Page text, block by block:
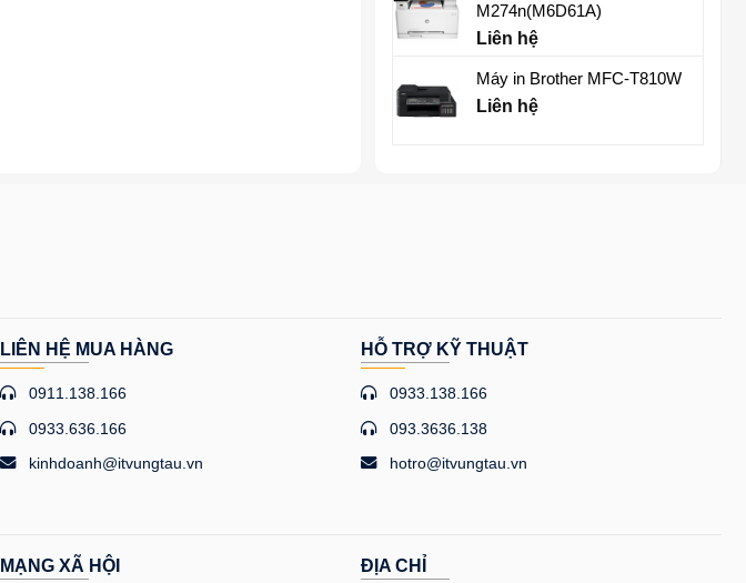
M274n(M6D61A)
Liên hệ
Máy in Brother MFC-T810W
Liên hệ
LIÊN HỆ MUA HÀNG
0911.138.166
0933.636.166
kinhdoanh@itvungtau.vn
HỖ TRỢ KỸ THUẬT
0933.138.166
093.3636.138
hotro@itvungtau.vn
MẠNG XÃ HỘI ĐỊA CHỈ